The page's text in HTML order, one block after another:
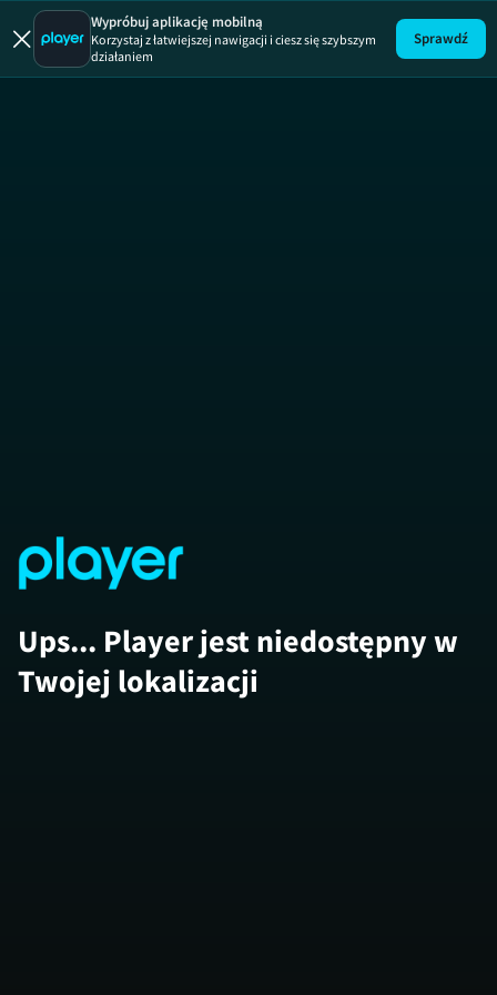
Uwaga!
Wypróbuj aplikację mobilną
Korzystaj z łatwiejszej nawigacji i ciesz się szybszym
działaniem
Sprawdź
Ups... Player jest niedostępny w
Twojej lokalizacji